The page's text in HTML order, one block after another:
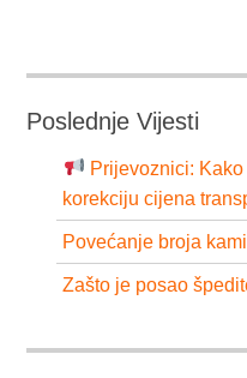
Poslednje Vijesti
Prijevoznici:
korekciju cijena
Povećanje broja
Zašto je posao